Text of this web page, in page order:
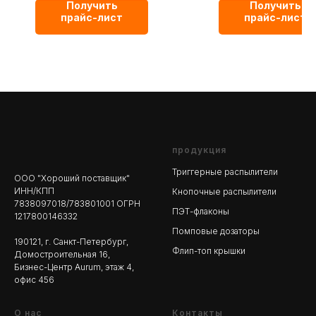
Цвет: Натуральный;
Получить
прайс-лист
Цвет: Натуральный;
Получить
прайс-лист
ООО "Хороший поставщик"
ИНН/КПП
7838097018/783801001 ОГРН
1217800146332
190121, г. Санкт-Петербург,
Домостроительная 16,
Бизнес-Центр Aurum, этаж 4,
офис 456
продукция
Триггерные распылители
Кнопочные распылители
ПЭТ-флаконы
Помповые дозаторы
Флип-топ крышки
О нас Контакты